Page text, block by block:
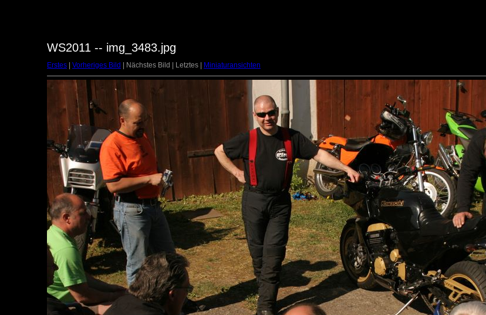
WS2011 -- img_3483.jpg
Erstes Vorheriges Bild | Nächstes Bild | Letztes | Miniaturansichten